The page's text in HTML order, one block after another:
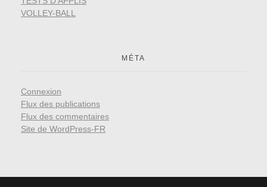
VOLLEY-BALL
MÉTA
Connexion
Flux des publications
Flux des commentaires
Site de WordPress-FR